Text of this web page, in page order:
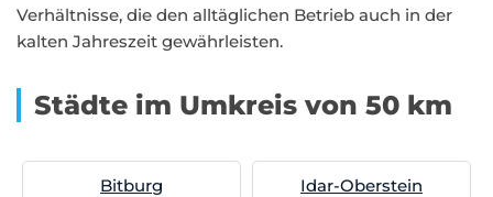
Verhältnisse, die den alltäglichen Betrieb auch in der
kalten Jahreszeit gewährleisten.
Städte im Umkreis von 50 km
Bitburg Idar-Oberstein